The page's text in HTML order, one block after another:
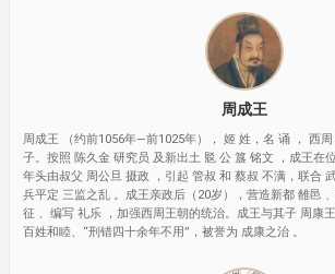
周成王
周成王 （约前1056年—前1025年）， 姬 姓，名 诵 ， 西
子。按照 陈久金 研究员 及新出土 覐 公 簋 铭文 ，成王在
年头由叔父 周公旦 摄政 ，引起 管叔 和 蔡叔 不满，联合
兵平定 三监之乱 。成王亲政后（20岁），营造新都 雒邑
征 、编写 礼乐 ，加强西周王朝的统治。成王与其子 周康
百姓和睦、“刑错四十余年不用”，被誉为 成康之治 。